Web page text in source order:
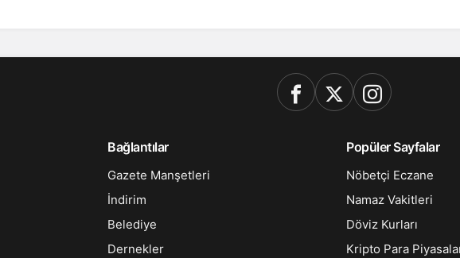
Bağlantılar
Gazete Manşetleri
İndirim
Belediye
Dernekler
Popüler Sayfalar
Nöbetçi Eczane
Namaz Vakitleri
Döviz Kurları
Kripto Para